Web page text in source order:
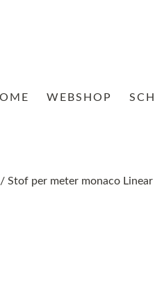
WEBSHOP
/ Stof per meter monaco Linear